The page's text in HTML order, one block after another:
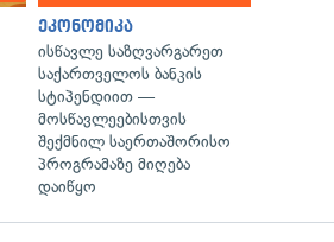
ეკონომიკა
ისწავლე საზღვარგარეთ
საქართველოს ბანკის
სტიპენდიით —
მოსწავლეებისთვის
შექმნილ საერთაშორისო
პროგრამაზე მიღება
დაიწყო